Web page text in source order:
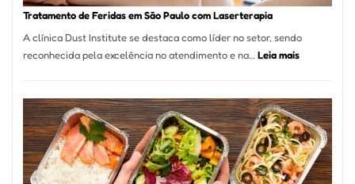
Recorde
9,9%
Tratamento de Feridas em São Paulo com Laserterapia
A clínica Dust Institute se destaca como líder no setor, sendo
reconhecida pela excelência no atendimento e na…Leia mais:
Feridas
em
São
Paulo
com